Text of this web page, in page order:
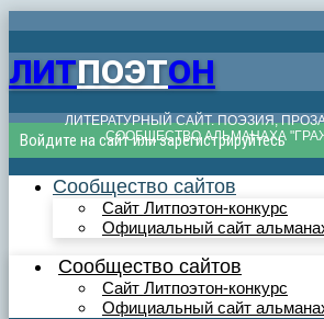
ЛИТПОЭТОН
ЛИТЕРАТУРНЫЙ САЙТ. ПОЭЗИЯ,
СООБЩЕСТВО АЛЬМАНАХА
Войдите на сайт или зарегистрируйтесь
Сообщество сайтов
Сайт Литпоэтон-конкурс
Официальный сайт
Сообщество сайтов
Сайт Литпоэтон-конкурс
Официальный сайт